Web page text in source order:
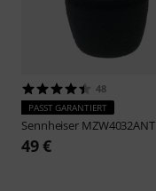
48
PASST GARANTIERT
Sennheiser MZW4032ANT
49 €